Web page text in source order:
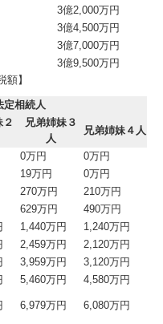
3億2,000万円
3億4,500万円
3億7,000万円
3億9,500万円
額】
定相続人
２
兄弟姉妹３
人
兄弟姉妹４人
0万円
0万円
19万円
0万円
270万円
210万円
629万円
490万円
1,440万円
1,240万円
2,459万円
2,120万円
3,959万円
3,120万円
5,460万円 4,580万円
6,979万円 6,080万円